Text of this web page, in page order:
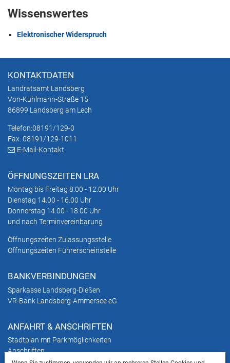
Wissenswertes
Elektronischer Widerspruch
KONTAKTDATEN
Landratsamt Landsberg
Von-Kühlmann-Straße 15
86899 Landsberg am Lech
Telefon:08191/129-0
Fax: 08191/129-1011
E-Mail-Kontakt
ÖFFNUNGSZEITEN LRA
Montag bis Freitag 8.00 - 12.00 Uhr
Dienstag 14.00 - 16.00 Uhr
Donnerstag 14.00 - 18.00 Uhr
und nach Terminvereinbarung
Öffnungszeiten Zulassungsstelle
Öffnungszeiten Führerscheinstelle
BANKVERBINDUNGEN
Sparkasse Landsberg-Dießen
VR-Bank Landsberg-Ammersee eG
ANFAHRT & ANSCHRIFTEN
Stadtplan mit Parkmöglichkeiten
Anschriften